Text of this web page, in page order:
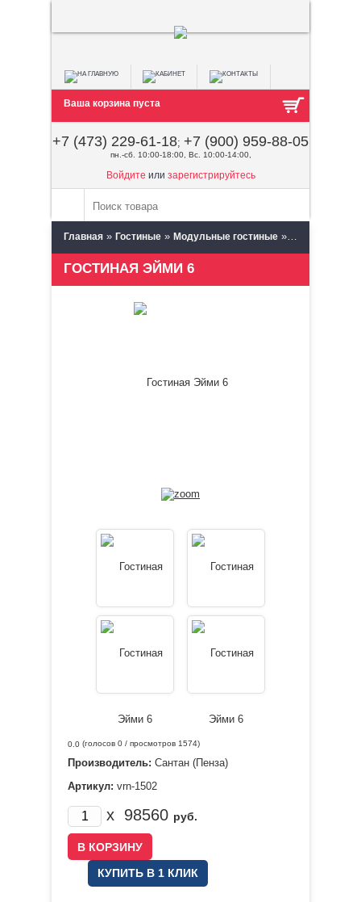
Ваша корзина пуста
+7 (473) 229-61-18; +7 (900) 959-88-05
пн.-сб. 10:00-18:00, Вс. 10:00-14:00,
Войдите или зарегистрируйтесь
Главная » Гостиные » Модульные гостиные » Сантан
ГОСТИНАЯ ЭЙМИ 6
0.0 (голосов 0 / просмотров 1574)
Производитель: Сантан (Пенза)
Артикул: vrn-1502
x 98560 руб.
КУПИТЬ В 1 КЛИК